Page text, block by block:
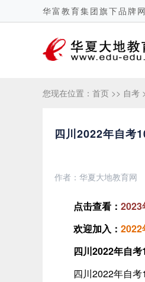
华富教育集团旗下品牌
您现在位置： 首页 >> 自考
四川2022年自考
作者：华夏大地教育网
点击查看： 2023
欢迎加入 ： 2022
四川2022年自考
四川2022年自